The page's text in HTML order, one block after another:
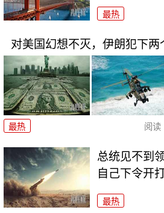
最热
对美国幻想不灭，伊朗犯下两
最热 阅读
总统见不到
自己下令开打
最热